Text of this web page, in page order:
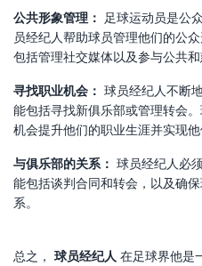
公共形象管理： 足球运动员是公
员经纪人帮助球员管理他们的公
包括管理社交媒体以及参与公共和
寻找职业机会： 球员经纪人不断
能包括寻找新俱乐部或管理转会
机会提升他们的职业生涯并实现他
与俱乐部的关系： 球员经纪人必
能包括谈判合同和转会，以及确
系。
总之， 球员经纪人 在足球界他是